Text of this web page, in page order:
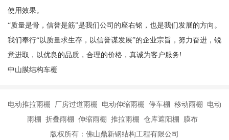
使用效果。
“质量是骨，信誉是筋”是我们公司的座右铭，也是我们发展的方向。
我们奉行“以质量求生存，以信誉谋发展”的企业宗旨，努力奋进，锐
意进取，以优良的品质，合理的价格，真诚为客户服务!
中山膜结构车棚
电动推拉雨棚 厂房过道雨棚 电动伸缩雨棚 停车棚 移动雨棚 电动
雨棚 折叠雨棚 伸缩雨棚 推拉雨棚 仓库遮阳棚 膜布
版权所有：佛山鼎新钢结构工程有限公司